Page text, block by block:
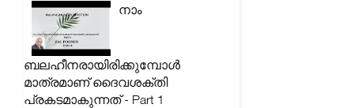
നാം
ബലഹീനരായിരിക്കുമ്പോൾ
മാത്രമാണ് ദൈവശക്തി
പ്രകടമാകുന്നത് - Part 1